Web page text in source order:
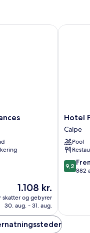
Prisen
er
1.108 kr.
1.108 kr.
skatter og gebyrer
30. aug. - 31. aug.
Hotel
Porto
Calpe
Calpe
Hotel
Calpe
Pool
9.2
ud
9,2
882
Hotel